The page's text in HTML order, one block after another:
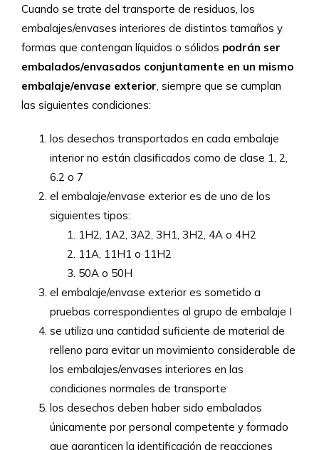
Cuando se trate del transporte de residuos, los
embalajes/envases interiores de distintos tamaños y
formas que contengan líquidos o sólidos podrán ser
embalados/envasados conjuntamente en un mismo
embalaje/envase exterior, siempre que se cumplan
las siguientes condiciones:
los desechos transportados en cada embalaje
interior no están clasificados como de clase 1, 2,
6.2 o 7
el embalaje/envase exterior es de uno de los
siguientes tipos:
1H2, 1A2, 3A2, 3H1, 3H2, 4A o 4H2
11A, 11H1 o 11H2
50A o 50H
el embalaje/envase exterior es sometido a
pruebas correspondientes al grupo de embalaje I
se utiliza una cantidad suficiente de material de
relleno para evitar un movimiento considerable de
los embalajes/envases interiores en las
condiciones normales de transporte
los desechos deben haber sido embalados
únicamente por personal competente y formado
que garanticen la identificación de reacciones